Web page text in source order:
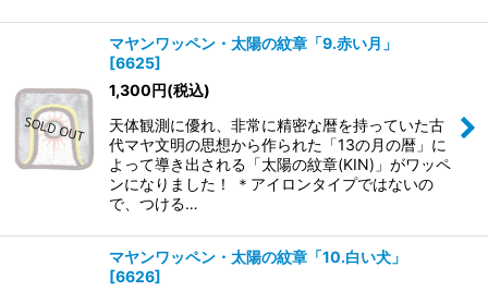
マヤンワッペン・太陽の紋章「9.赤い月」
[6625]
1,300円(税込)
天体観測に優れ、非常に精密な暦を持っていた古
代マヤ文明の思想から作られた「13の月の暦」に
よって導き出される「太陽の紋章(KIN)」がワッペ
ンになりました！ ＊アイロンタイプではないの
で、つける…
マヤンワッペン・太陽の紋章「10.白い犬」
[6626]